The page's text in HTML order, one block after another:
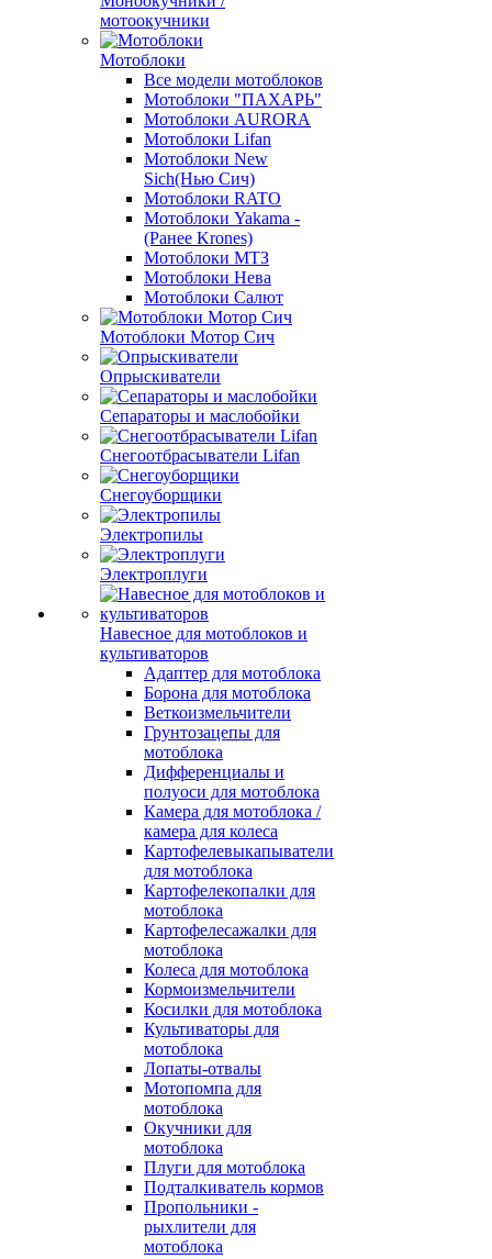
мотоокучники
Мотоблоки
Все модели мотоблоков
Мотоблоки "ПАХАРЬ"
Мотоблоки AURORA
Мотоблоки Lifan
Мотоблоки New
Sich(Нью Сич)
Мотоблоки RATO
Мотоблоки Yakama -
(Ранее Krones)
Мотоблоки МТЗ
Мотоблоки Нева
Мотоблоки Салют
Мотоблоки Мотор Сич
Опрыскиватели
Сепараторы и маслобойки
Снегоотбрасыватели Lifan
Снегоуборщики
Электропилы
Электроплуги
Навесное для мотоблоков и
культиваторов
Адаптер для мотоблока
Борона для мотоблока
Веткоизмельчители
Грунтозацепы для
мотоблока
Дифференциалы и
полуоси для мотоблока
Камера для мотоблока /
камера для колеса
Картофелевыкапыватели
для мотоблока
Картофелекопалки для
мотоблока
Картофелесажалки для
мотоблока
Колеса для мотоблока
Кормоизмельчители
Косилки для мотоблока
Культиваторы для
мотоблока
Лопаты-отвалы
Мотопомпа для
мотоблока
Окучники для
мотоблока
Плуги для мотоблока
Подталкиватель кормов
Пропольники -
рыхлители для
мотоблока